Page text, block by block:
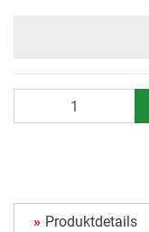
Produktdetails